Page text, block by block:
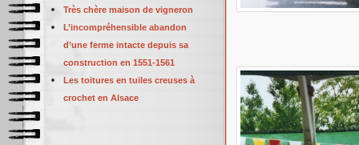
Très chère maison de vigneron
L’incompréhensible abandon
d’une ferme intacte depuis sa
construction en 1551-1561
Les toitures en tuiles creuses à
crochet en Alsace